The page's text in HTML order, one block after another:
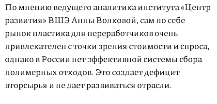
По мнению ведущего аналитика института «Центр
развития» ВШЭ Анны Волковой, сам по себе
рынок пластика для переработчиков очень
привлекателен с точки зрения стоимости и спроса,
однако в России нет эффективной системы сбора
полимерных отходов. Это создает дефицит
вторсырья и не дает развиваться отрасли.